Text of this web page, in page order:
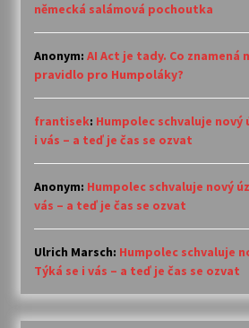
německá salámová pochoutka
Anonym: AI Act je tady. Co znamená
pravidlo pro Humpoláky?
frantisek: Humpolec schvaluje nový
i vás – a teď je čas se ozvat
Anonym: Humpolec schvaluje nový
vás – a teď je čas se ozvat
Ulrich Marsch: Humpolec schvaluje
Týká se i vás – a teď je čas se ozvat